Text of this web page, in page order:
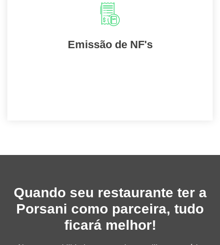
Emissão de NF's
Não se preocupe mais com a emissão das
Quando seu restaurante ter a
Porsani como parceira, tudo
ficará melhor!